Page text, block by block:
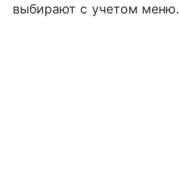
выбирают с учетом меню.